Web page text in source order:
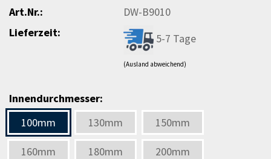
Art.Nr.:
DW-B9010
Lieferzeit:
5-7 Tage
(Ausland abweichend)
Innendurchmesser:
100mm
130mm 150mm
160mm 180mm 200mm